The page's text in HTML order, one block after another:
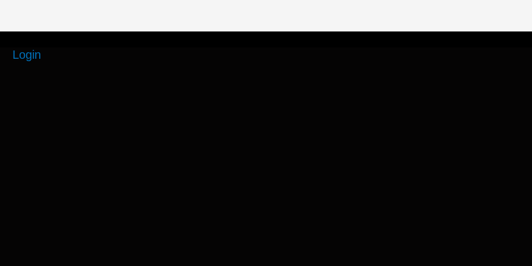
Login